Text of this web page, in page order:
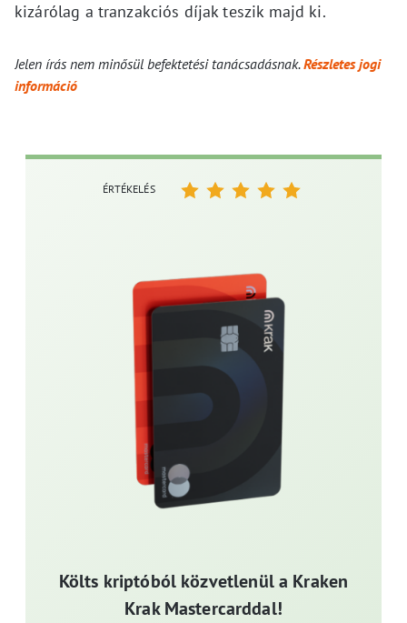
kizárólag a tranzakciós díjak teszik majd ki.
Jelen írás nem minősül befektetési tanácsadásnak.Részletes jogi
információ
Költs kriptóból közvetlenül a Kraken
Krak Mastercarddal!
ÉRTÉKELÉS